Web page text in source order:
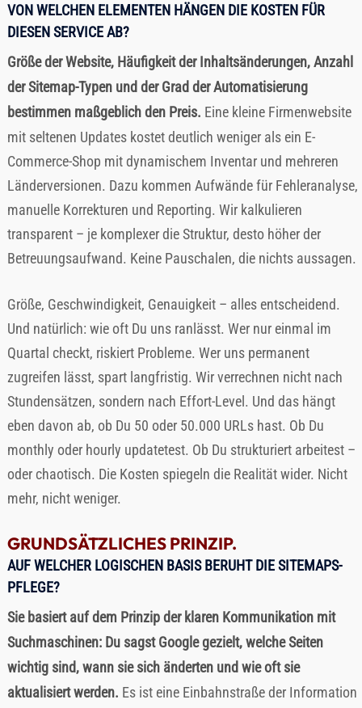
VON WELCHEN ELEMENTEN HÄNGEN DIE KOSTEN FÜR
DIESEN SERVICE AB?
Größe der Website, Häufigkeit der Inhaltsänderungen, Anzahl
der Sitemap-Typen und der Grad der Automatisierung
bestimmen maßgeblich den Preis. Eine kleine Firmenwebsite
mit seltenen Updates kostet deutlich weniger als ein E-
Commerce-Shop mit dynamischem Inventar und mehreren
Länderversionen. Dazu kommen Aufwände für Fehleranalyse,
manuelle Korrekturen und Reporting. Wir kalkulieren
transparent – je komplexer die Struktur, desto höher der
Betreuungsaufwand. Keine Pauschalen, die nichts aussagen.
Größe, Geschwindigkeit, Genauigkeit – alles entscheidend.
Und natürlich: wie oft Du uns ranlässt. Wer nur einmal im
Quartal checkt, riskiert Probleme. Wer uns permanent
zugreifen lässt, spart langfristig. Wir verrechnen nicht nach
Stundensätzen, sondern nach Effort-Level. Und das hängt
eben davon ab, ob Du 50 oder 50.000 URLs hast. Ob Du
monthly oder hourly updatetest. Ob Du strukturiert arbeitest –
oder chaotisch. Die Kosten spiegeln die Realität wider. Nicht
mehr, nicht weniger.
GRUNDSÄTZLICHES PRINZIP.
AUF WELCHER LOGISCHEN BASIS BERUHT DIE SITEMAPS-
PFLEGE?
Sie basiert auf dem Prinzip der klaren Kommunikation mit
Suchmaschinen: Du sagst Google gezielt, welche Seiten
wichtig sind, wann sie sich änderten und wie oft sie
aktualisiert werden. Es ist eine Einbahnstraße der Information